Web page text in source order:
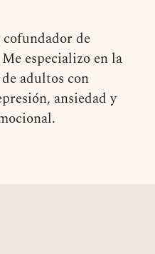
de
especializo en la
adultos con
ansiedad y